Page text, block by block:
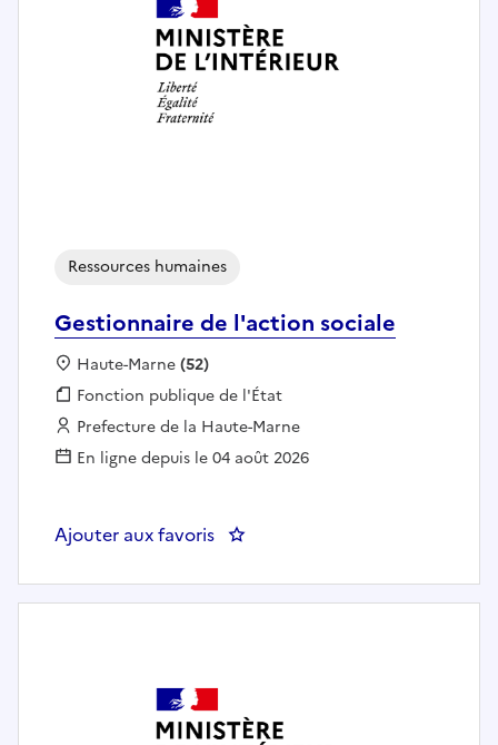
Gestionnaire de l'action sociale
Ressources humaines
Localisation :
Haute-Marne(52)
Fonction publique :
Fonction publique de l'État
Employeur :
Prefecture de la Haute-Marne
En ligne depuis le 04 août 2026
Ajouter aux favoris : Gestionnaire de l'action sociale